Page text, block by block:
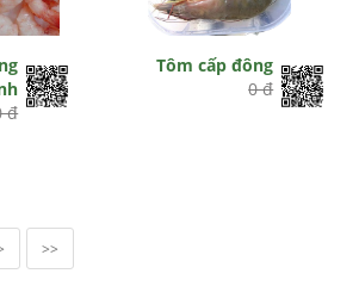
đ
Tôm cấp đông
0 đ
>>